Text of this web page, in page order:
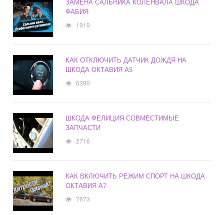
ФАБИЯ
1919
КАК ОТКЛЮЧИТЬ ДАТЧИК ДОЖДЯ НА
ШКОДА ОКТАВИЯ А5
6390
ШКОДА ФЕЛИЦИЯ СОВМЕСТИМЫЕ
ЗАПЧАСТИ
2716
КАК ВКЛЮЧИТЬ РЕЖИМ СПОРТ НА ШКОДА
ОКТАВИЯ А7
7673